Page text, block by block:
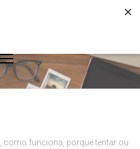
como funciona, porque tentar ou